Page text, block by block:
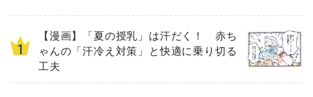
【漫画】「夏の授乳」は汗だく！ 赤ち
ゃんの「汗冷え対策」と快適に乗り切る
工夫